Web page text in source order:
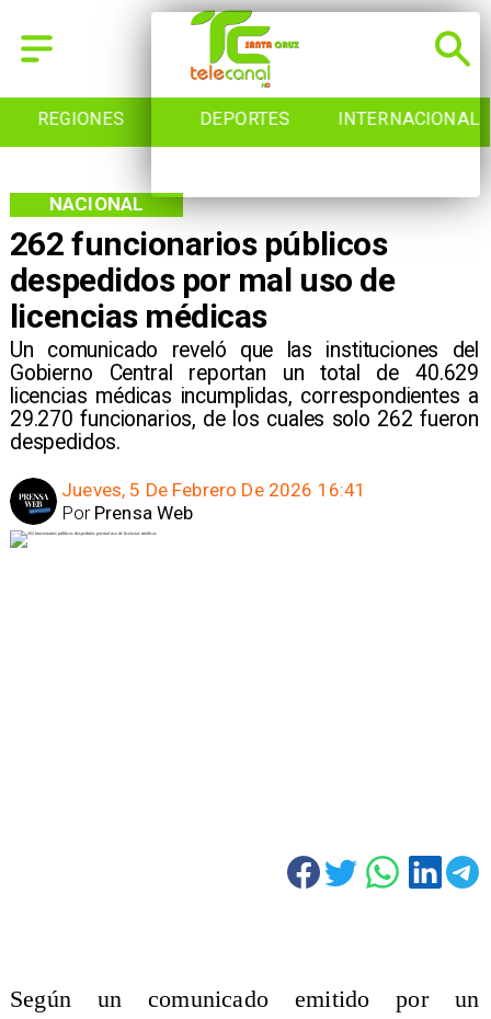
REGIONES DEPORTES INTERNACIONAL
262 funcionarios públicos
despedidos por mal uso de
licencias médicas
Un comunicado reveló que las instituciones del
Gobierno Central reportan un total de 40.629
licencias médicas incumplidas, correspondientes a
29.270 funcionarios, de los cuales solo 262 fueron
despedidos.
NACIONAL
Jueves, 5 De Febrero De 2026 16:41
Prensa Web
Por
Según un comunicado emitido por un